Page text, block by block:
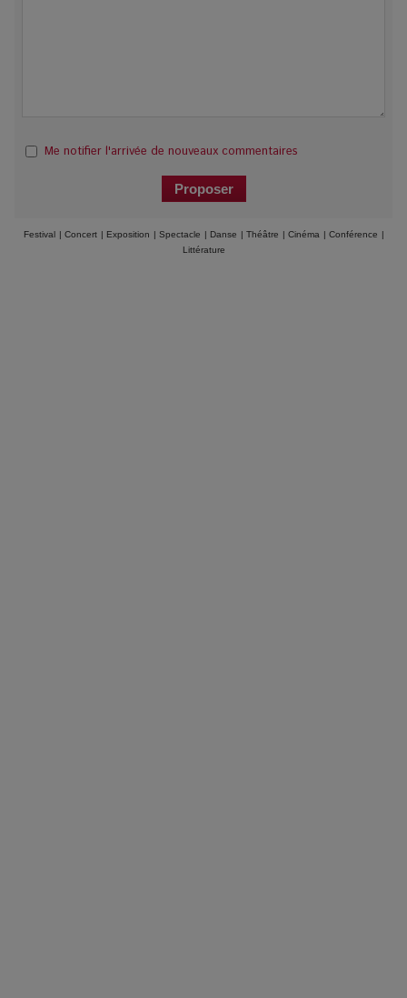
Me notifier l'arrivée de nouveaux commentaires
Festival | Concert | Exposition | Spectacle | Danse | Théâtre | Cinéma | Conférence |
Littérature